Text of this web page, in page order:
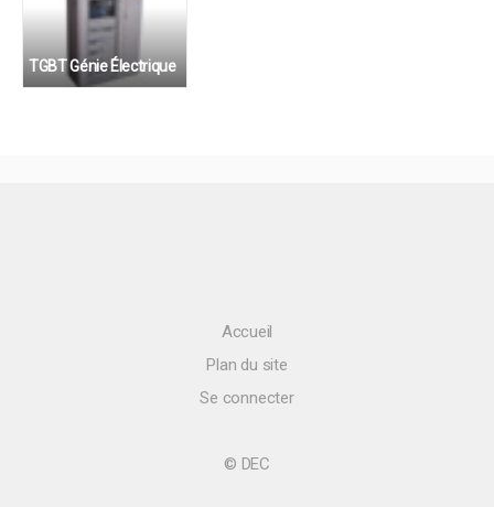
TGBT Génie Électrique
BAC STI Option GE
Accueil
Plan du site
Se connecter
© DEC